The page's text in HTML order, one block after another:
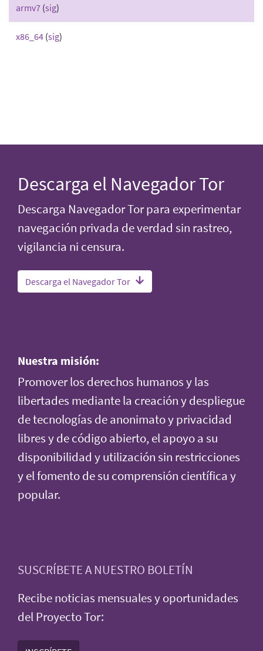
armv7 (sig)
x86_64 (sig)
Descarga el Navegador Tor
Descarga Navegador Tor para experimentar
navegación privada de verdad sin rastreo,
vigilancia ni censura.
Descarga el Navegador Tor
Nuestra misión:
Promover los derechos humanos y las
libertades mediante la creación y despliegue
de tecnologías de anonimato y privacidad
libres y de código abierto, el apoyo a su
disponibilidad y utilización sin restricciones
y el fomento de su comprensión científica y
popular.
SUSCRÍBETE A NUESTRO BOLETÍN
Recibe noticias mensuales y oportunidades
del Proyecto Tor: